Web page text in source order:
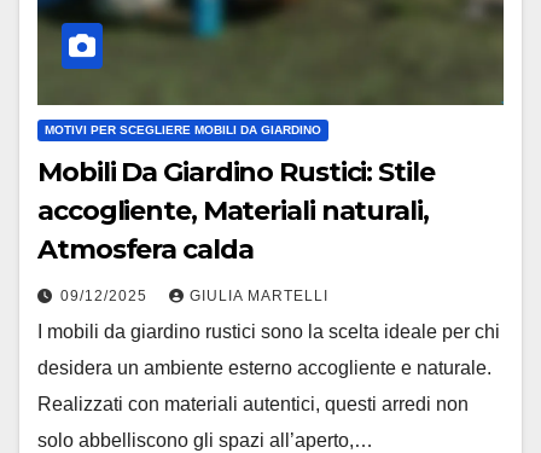
MOTIVI PER SCEGLIERE MOBILI DA GIARDINO
Mobili Da Giardino Rustici: Stile
accogliente, Materiali naturali,
Atmosfera calda
09/12/2025 GIULIA MARTELLI
I mobili da giardino rustici sono la scelta ideale per chi
desidera un ambiente esterno accogliente e naturale.
Realizzati con materiali autentici, questi arredi non
solo abbelliscono gli spazi all’aperto,…